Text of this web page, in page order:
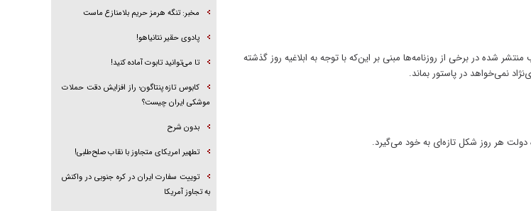
شده در برخی از روزنامه‌ها مبنی بر این‌که با توجه به ابلاغیه روز گذشته
نمی‌خواهد در پاستور بماند.
دولت هر روز شکل تازه‌ای به خود می‌گیرد.
مخبر: تنگه هرمز حریم بلامنازع ماست
پادوی حقیر نتانیاهو!
تا می‌توانید تابوت آماده کنید!
کابوس تازه پنتاگون؛ راز افزایش دقت حملات
موشکی ایران چیست؟
بدون شرح
تطهیر امریکای متجاوز با نقاب صلح‌طلبی!
توییت سفارت ایران در کره جنوبی در واکنش
به تجاوز آمریکا